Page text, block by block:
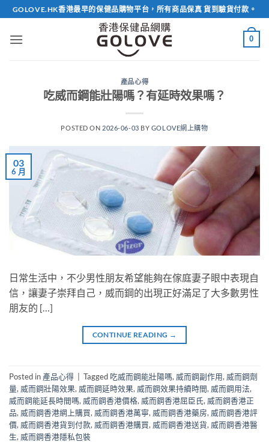
Skip
to
content
GOLOVE.HK香港最早的保健品購物平台，所有商品保真 貨到驗貨付款。
0
產品心得
吃威而鋼能壯陽嗎？有延時效果嗎？
POSTED ON 2026-06-03 BY GOLOVE網上購物
03
6 月
日常生活中，不少男性朋友希望能夠在傢庭妻子眼中表現自
信，讓妻子崇拜自己，威而鋼的出現正好滿足了大多數男性
朋友的 […]
CONTINUE READING →
Posted in 產品心得 | Tagged 吃威而鋼能壯陽嗎, 威而鋼副作用, 威而鋼劑
量, 威而鋼壯陽效果, 威而鋼延時效果, 威而鋼效果持續時間, 威而鋼用法,
威而鋼能延長時間嗎, 威而鋼香港價格, 威而鋼香港屈臣氏, 威而鋼香港正
品, 威而鋼香港網上購買, 威而鋼香港萬寧, 威而鋼香港藥房, 威而鋼香港評
價, 威而鋼香港貨到付款, 威而鋼香港購買, 威而鋼香港送貨, 威而鋼香港醫
生, 威而鋼香港隱私包裝